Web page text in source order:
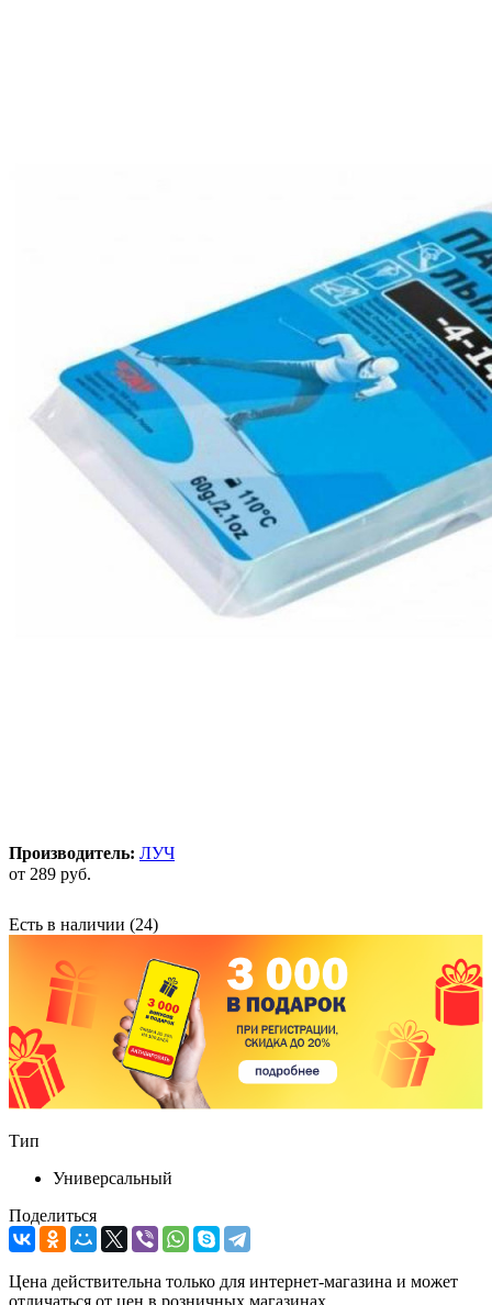
Производитель: ЛУЧ
от 289 руб.
Есть в наличии (24)
Тип
Универсальный
Поделиться
Цена действительна только для интернет-магазина и может